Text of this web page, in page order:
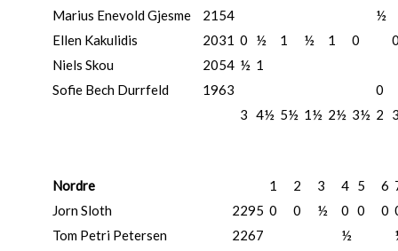
Marius Enevold Gjesme
2154
½
Ellen Kakulidis
2031 0 ½ 1 ½ 1 0
Niels Skou
2054 ½ 1
Sofie Bech Durrfeld
1963
0
3 4½ 5½ 1½ 2½ 3½ 2
Nordre 1 2 3 4 5 6
Jorn Sloth
2295 0 0 ½ 0 0 0
Tom Petri Petersen
2267 ½